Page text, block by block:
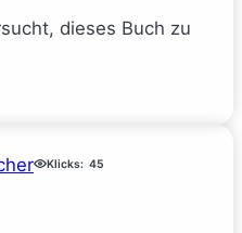
dieses Buch zu
Klicks: 45